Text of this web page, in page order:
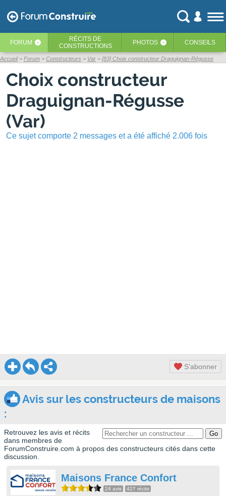
FORUM ‹ RÉCITS DE
CONSTRUCTIONS
PHOTOS ‹ CONSEILS
Accueil Forum Constructeurs Var [83] Choix constructeur Draguignan-Régusse
Choix constructeur
Draguignan-Régusse
(Var)
Ce sujet comporte 2 messages et a été affiché 2.006 fois
S'abonner
Avis sur les constructeurs de maisons
:
Retrouvez les avis et récits
dans membres de
ForumConstruire.com à propos des constructeurs cités dans cette
discussion.
Maisons France Confort
24 avis 427 récits